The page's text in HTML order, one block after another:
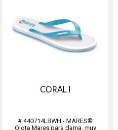
CORAL I
# 440714LBWH - MARES®
Ojota Mares para dama, muy